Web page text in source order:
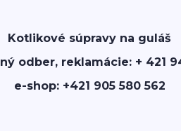
Kotlikové súpravy na guláš
odber, reklamácie: + 421
e-shop: +421 905 580 562